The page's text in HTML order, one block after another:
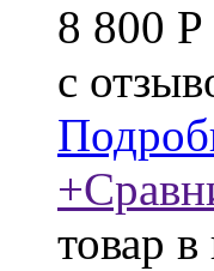
8 800 Р
c
+
товар